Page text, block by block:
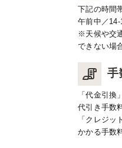
下記の時間
午前中／
※天候や交
できない場
手
「代金引換
代引き手数
「クレジッ
かかる手数